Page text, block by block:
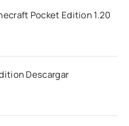
Pocket Edition 1.20
Descargar